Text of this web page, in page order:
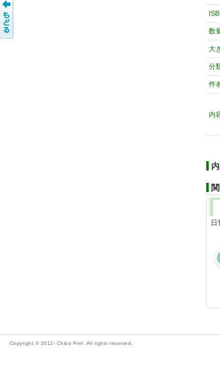
数
大
分
件
内
日
Copyright © 2012- Chiba Pref. All rights reserved.